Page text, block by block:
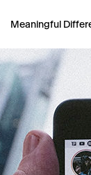
Meaningful